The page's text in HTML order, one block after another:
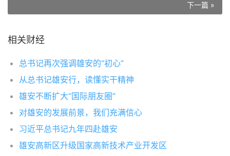
下一篇 »
相关财经
总书记再次强调雄安的“初心”
从总书记雄安行，读懂实干精神
雄安不断扩大“国际朋友圈”
对雄安的发展前景，我们充满信心
习近平总书记九年四赴雄安
雄安高新区升级国家高新技术产业开发区